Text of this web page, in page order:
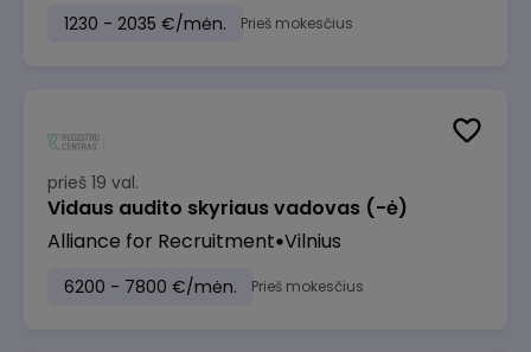
1230 - 2035 €/mėn. Prieš mokesčius
prieš 19 val.
Vidaus audito skyriaus vadovas (-ė)
Alliance for Recruitment Vilnius
6200 - 7800 €/mėn. Prieš mokesčius